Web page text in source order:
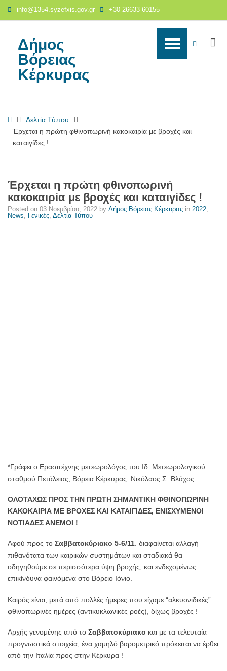
Έρχεται
φθινοπωρινή
κακοκαιρία
βροχές
Δήμος
Βόρειας
info@1354.syzefxis.gov.gr +30 26633 60155
Δήμος
Βόρειας
Κέρκυρας
HomeΔελτία Τύπου
Έρχεται η πρώτη φθινοπωρινή κακοκαιρία με βροχές και
καταιγίδες !
Έρχεται η πρώτη φθινοπωρινή
κακοκαιρία με βροχές και καταιγίδες !
Posted on 03 Νοεμβρίου, 2022 by Δήμος Βόρειας Κέρκυρας in 2022,
News, Γενικές, Δελτία Τύπου
*Γράφει ο Ερασιτέχνης μετεωρολόγος του Ιδ. Μετεωρολογικού
σταθμού Πετάλειας, Βόρεια Κέρκυρας. Νικόλαος Σ. Βλάχος
ΟΛΟΤΑΧΩΣ ΠΡΟΣ ΤΗΝ ΠΡΩΤΗ ΣΗΜΑΝΤΙΚΗ ΦΘΙΝΟΠΩΡΙΝΗ
ΚΑΚΟΚΑΙΡΙΑ ΜΕ ΒΡΟΧΕΣ ΚΑΙ ΚΑΤΑΙΓΙΔΕΣ, ΕΝΙΣΧΥΜΕΝΟΙ
ΝΟΤΙΑΔΕΣ ΑΝΕΜΟΙ !
Aφού προς το Σαββατοκύριακο 5-6/11. διαφαίνεται αλλαγή
πιθανότατα των καιρικών συστημάτων και σταδιακά θα
οδηγηθούμε σε περισσότερα ύψη βροχής, και ενδεχομένως
επικίνδυνα φαινόμενα στο Βόρειο Ιόνιο.
Καιρός είναι, μετά από πολλές ήμερες που είχαμε “αλκυονιδικές”
φθινοπωρινές ημέρες (αντικυκλωνικές ροές), δίχως βροχές !
Αρχής γενομένης από το Σαββατοκύριακο και με τα τελευταία
προγνωστικά στοιχεία, ένα χαμηλό βαρομετρικό πρόκειται να έρθει
από την Ιταλία προς στην Κέρκυρα !